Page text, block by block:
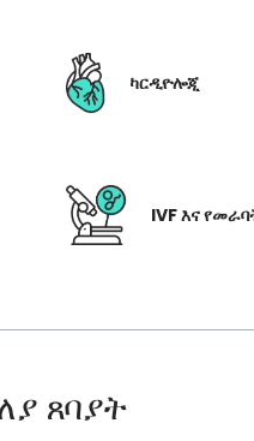
ካርዲዮሎጂ
IVF እና
ጸባያት